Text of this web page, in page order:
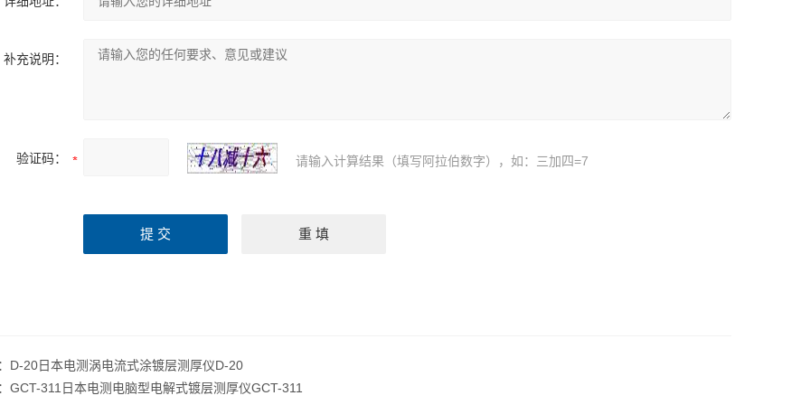
补充说明：
验证码： 请输入计算结果（填写阿拉伯数字），如：三加四=7
D-20日本电测涡电流式涂镀层测厚仪D-20
GCT-311日本电测电脑型电解式镀层测厚仪GCT-311